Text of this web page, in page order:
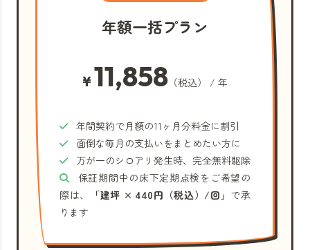
年額一括プラン
¥11,858 （税込） / 年
年間契約で月額の11ヶ月分料金に割引
面倒な毎月の支払いをまとめたい方に
万が一のシロアリ発生時、完全無料駆除
保証期間中の床下定期点検をご希望の
際は、
「建坪 × 440円（税込）/回」 で承
ります